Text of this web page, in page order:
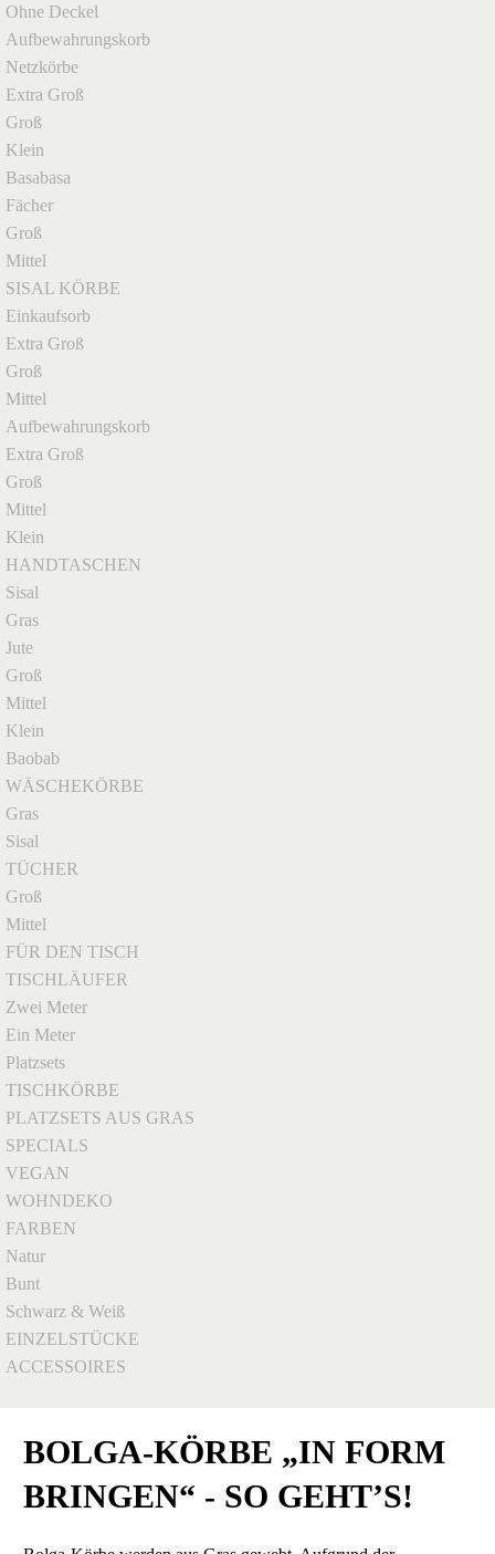
Ohne Deckel
Aufbewahrungskorb
Netzkörbe
Extra Groß
Groß
Klein
Basabasa
Fächer
Groß
Mittel
SISAL KÖRBE
Einkaufsorb
Extra Groß
Groß
Mittel
Aufbewahrungskorb
Extra Groß
Groß
Mittel
Klein
HANDTASCHEN
Sisal
Gras
Jute
Groß
Mittel
Klein
Baobab
WÄSCHEKÖRBE
Gras
Sisal
TÜCHER
Groß
Mittel
FÜR DEN TISCH
TISCHLÄUFER
Zwei Meter
Ein Meter
Platzsets
TISCHKÖRBE
PLATZSETS AUS GRAS
SPECIALS
VEGAN
WOHNDEKO
FARBEN
Natur
Bunt
Schwarz & Weiß
EINZELSTÜCKE
ACCESSOIRES
BOLGA-KÖRBE „IN FORM
BRINGEN“ - SO GEHT’S!